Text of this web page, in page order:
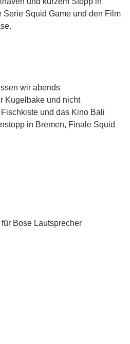
Serie Squid Game und den Film
wir abends
Kugelbake und nicht
und das Kino Bali
in Bremen, Finale Squid
für Bose Lautsprecher